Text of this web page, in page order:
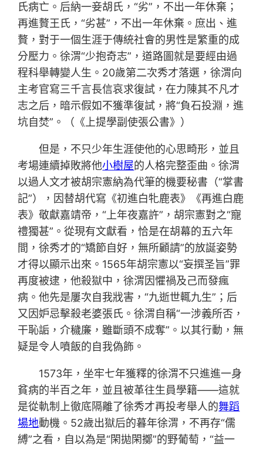
氏病亡。后納一妾胡氏，“劣”，不出一年休棄；
再進贅王氏，“劣甚”，不出一年休棄。庶出、進
贅，對于一個生涯于傳統社會的男性是繁重的成
分壓力。徐渭“少抱奇志”，道路圖就是要經由過
程科舉轉變人生。20歲第二次秀才落選，徐渭向
主考官寫三千言長信哀求復試，在力陳其不凡才
志之后，暗示假如不獲準復試，將“負石投淵，進
坑自焚”。（《上提學副使張公書》）
但是，不只少年生涯使他的心思畸形，並且
考場連續掉敗將他小樹屋的人格完整歪曲。徐渭
以過人文才被胡宗憲納為代筆的機要秘書（“掌書
記”），因替胡代寫《初進白牝鹿表》《再進白鹿
表》敬獻嘉靖帝，“上年夜嘉許”，胡宗憲對之“寵
禮獨甚”。從現有文獻看，恰是在胡幕的五六年
間，徐秀才的“矯節自好，無所顧請”的放誕姿勢
才得以顯示出來。1565年胡宗憲以“妄撰圣旨”罪
再度被逮，他殺獄中，徐渭因懼禍及己而發瘋
病。他先是屢次自我戕害，“九逝世輒九生”；后
又因妒忌擊殺老婆張氏。徐渭自稱“一涉義所否，
干恥詬，介穢廉，雖斷頭不成奪”。以其行動，無
疑是令人噴飯的自我偽飾。
1573年，坐牢七年獲釋的徐渭不只進進一身
貧病的半百之年，並且被革往生員學籍——這就
是從軌制上徹底隔離了徐秀才再投考舉人的舞蹈
場地動機。52歲出獄后的暮年徐渭，不再存“儒
縛”之看，自以為是“閑拋閑擲”的野葡萄，“益一